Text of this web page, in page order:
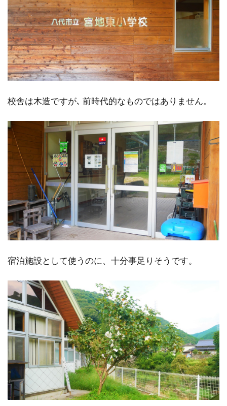
校舎は木造ですが､ 前時代的なものではありません。
宿泊施設として使うのに、十分事足りそうです。